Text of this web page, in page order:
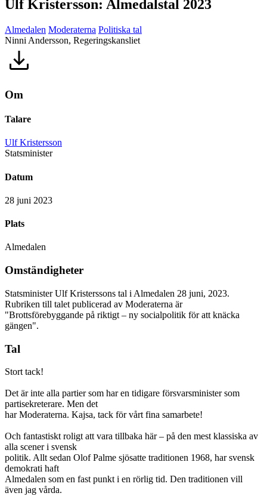
Ulf Kristersson: Almedalstal 2023
Almedalen Moderaterna Politiska tal
Ninni Andersson, Regeringskansliet
Om
Talare
Ulf Kristersson
Statsminister
Datum
28 juni 2023
Plats
Almedalen
Omständigheter
Statsminister Ulf Kristerssons tal i Almedalen 28 juni, 2023.
Rubriken till talet publicerad av Moderaterna är
"Brottsförebyggande på riktigt – ny socialpolitik för att knäcka
gängen".
Tal
Stort tack!
Det är inte alla partier som har en tidigare försvarsminister som
partisekreterare. Men det
har Moderaterna. Kajsa, tack för vårt fina samarbete!
Och fantastiskt roligt att vara tillbaka här – på den mest klassiska av
alla scener i svensk
politik. Allt sedan Olof Palme sjösatte traditionen 1968, har svensk
demokrati haft
Almedalen som en fast punkt i en rörlig tid. Den traditionen vill
även jag vårda.